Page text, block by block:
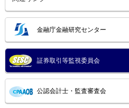
金融庁金融研究センター
証券取引等監視委員会
公認会計士・監査審査会